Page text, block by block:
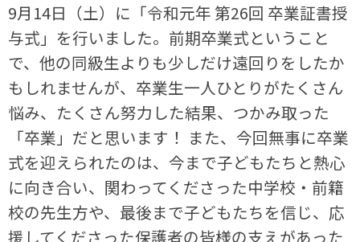
9月14日（土）に「令和元年 第26回 卒業証書授
与式」を行いました。前期卒業式ということ
で、他の同級生よりも少しだけ遠回りをしたか
もしれませんが、卒業生一人ひとりがたくさん
悩み、たくさん努力した結果、つかみ取った
「卒業」だと思います！ また、今回無事に卒業
式を迎えられたのは、今まで子どもたちと熱心
に向き合い、関わってくださった中学校・前籍
校の先生方や、最後まで子どもたちを信じ、応
援してくださった保護者の皆様の支えがあった